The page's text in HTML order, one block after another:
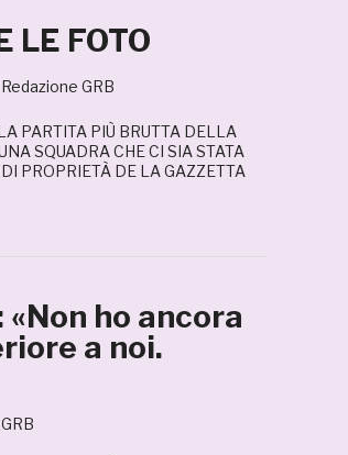
LE FOTO
Redazione GRB
PARTITA PIÙ BRUTTA DELLA
SQUADRA CHE CI SIA STATA
PROPRIETÀ DE LA GAZZETTA
ho ancora
a noi.